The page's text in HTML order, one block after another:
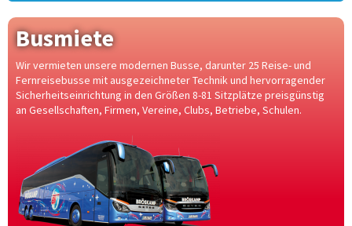
Busmiete
Wir vermieten unsere modernen Busse, darunter 25 Reise- und
Fernreisebusse mit ausgezeichneter Technik und hervorragender
Sicherheitseinrichtung in den Größen 8-81 Sitzplätze preisgünstig
an Gesellschaften, Firmen, Vereine, Clubs, Betriebe, Schulen.